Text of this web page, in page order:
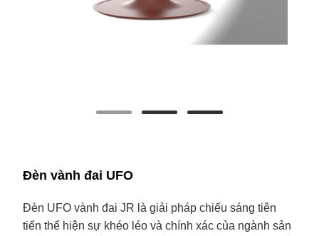
Đèn vành đai UFO
Đèn UFO vành đai JR là giải pháp chiếu sáng tiên
tiến thể hiện sự khéo léo và chính xác của ngành sản